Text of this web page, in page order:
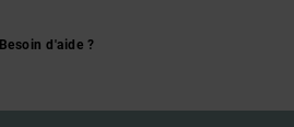
Besoin d'aide ?